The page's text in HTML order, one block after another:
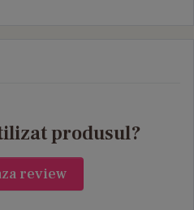
produsul?
review